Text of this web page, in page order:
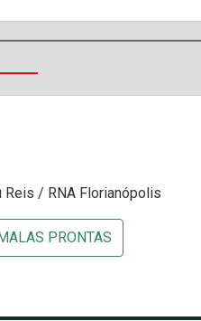
Reis / RNA Florianópolis
PRONTAS